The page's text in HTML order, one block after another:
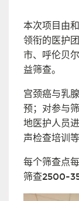
本次项目由
领衔的医护
市、呼伦贝
益筛查。
宫颈癌与乳
预；对参与
地医护人员
声检查培训等
每个筛查点
筛查2500-